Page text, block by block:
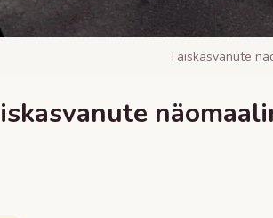
Täiskasvanute